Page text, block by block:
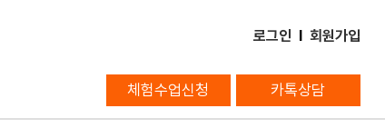
로그인 l 회원가입
체험수업신청 카톡상담